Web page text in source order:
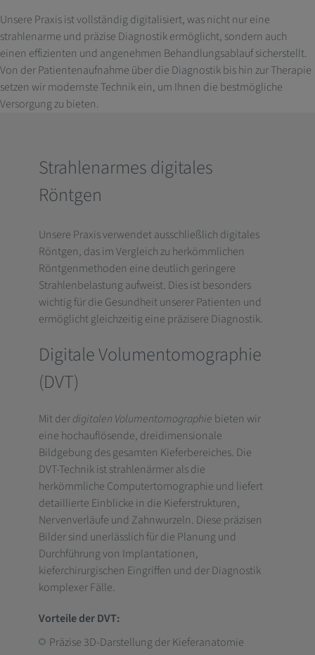
Unsere Praxis ist vollständig digitalisiert, was nicht nur eine
strahlenarme und präzise Diagnostik ermöglicht, sondern auch
einen effizienten und angenehmen Behandlungsablauf sicherstellt.
Von der Patientenaufnahme über die Diagnostik bis hin zur Therapie
setzen wir modernste Technik ein, um Ihnen die bestmögliche
Versorgung zu bieten.
Strahlenarmes digitales
Röntgen
Unsere Praxis verwendet ausschließlich digitales
Röntgen, das im Vergleich zu herkömmlichen
Röntgenmethoden eine deutlich geringere
Strahlenbelastung aufweist. Dies ist besonders
wichtig für die Gesundheit unserer Patienten und
ermöglicht gleichzeitig eine präzisere Diagnostik.
Digitale Volumentomographie
(DVT)
Mit derdigitalen Volumentomographie bieten wir
eine hochauflösende, dreidimensionale
Bildgebung des gesamten Kieferbereiches. Die
DVT-Technik ist strahlenärmer als die
herkömmliche Computertomographie und liefert
detaillierte Einblicke in die Kieferstrukturen,
Nervenverläufe und Zahnwurzeln. Diese präzisen
Bilder sind unerlässlich für die Planung und
Durchführung von Implantationen,
kieferchirurgischen Eingriffen und der Diagnostik
komplexer Fälle.
Vorteile der DVT:
Präzise 3D-Darstellung der Kieferanatomie